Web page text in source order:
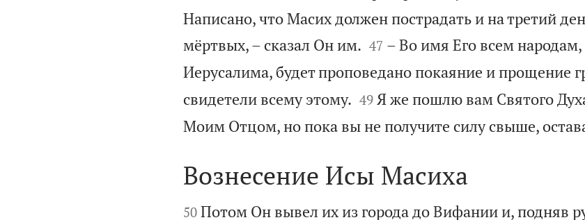
Написано, что Масих должен пострадать и на третий
мёртвых, – сказал Он им.
47 – Во имя Его всем народам,
Иерусалима, будет проповедано покаяние и прощение
свидетели всему этому.
49 Я же пошлю вам Святого
Моим Отцом, но пока вы не получите силу свыше,

Вознесение Исы Масиха

50 Потом Он вывел их из города до Вифании и, подняв